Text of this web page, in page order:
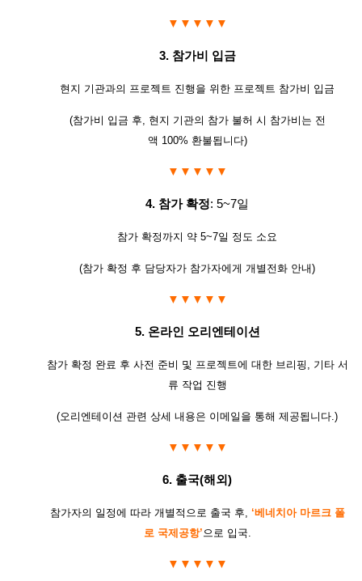
▼▼▼▼▼
3. 참가비 입금
현지 기관과의 프로젝트 진행을 위한 프로젝트 참가비 입금
(참가비 입금 후, 현지 기관의 참가 불허 시 참가비는 전
액 100% 환불됩니다)
▼▼▼▼▼
4. 참가 확정: 5~7일
참가 확정까지 약 5~7일 정도 소요
(참가 확정 후 담당자가 참가자에게 개별전화 안내)
▼▼▼▼▼
5. 온라인 오리엔테이션
참가 확정 완료 후 사전 준비 및 프로젝트에 대한 브리핑 , 기타 서
류 작업 진행
(오리엔테이션 관련 상세 내용은 이메일을 통해 제공됩니다.)
▼▼▼▼▼
6. 출국(해외)
참가자의 일정에 따라 개별적으로 출국 후, ‘베네치아 마르크 폴
로 국제공항’으로 입국.
▼▼▼▼▼